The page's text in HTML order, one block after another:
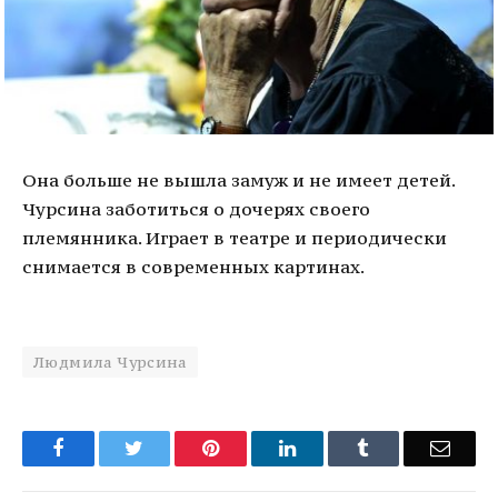
Она больше не вышла замуж и не имеет детей.
Чурсина заботиться о дочерях своего
племянника. Играет в театре и периодически
снимается в современных картинах.
Людмила Чурсина
Facebook Pinterest LinkedIn Email